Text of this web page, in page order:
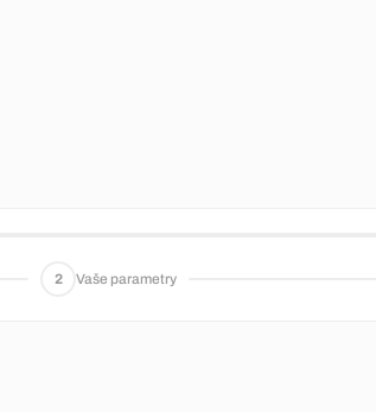
2 Vaše parametry